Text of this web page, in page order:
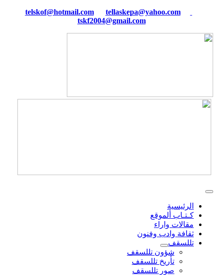
tellaskepa@yahoo.com
tskf2004@gmail.com
الرئيسية
كـتـاب ألموقع
مقالات واراء
ثقافة وادب وفنون
تللسقف
شؤون تللسقف
تأريخ تللسقف
صور تللسقف